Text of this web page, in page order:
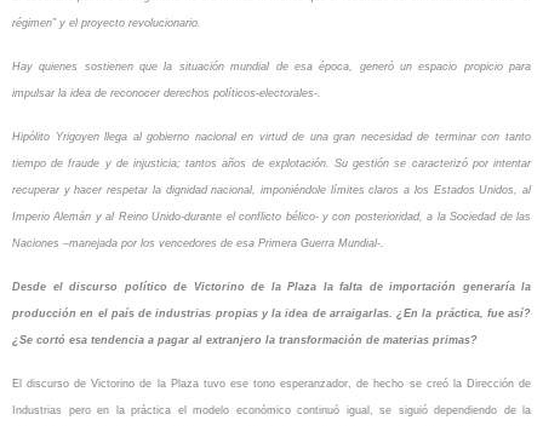
régimen” y el proyecto revolucionario.
Hay quienes sostienen que la situación mundial de esa época, generó un espacio propicio para
impulsar la idea de reconocer derechos políticos-electorales-.
Hipólito Yrigoyen llega al gobierno nacional en virtud de una gran necesidad de terminar con tanto
tiempo de fraude y de injusticia; tantos años de explotación. Su gestión se caracterizó por intentar
recuperar y hacer respetar la dignidad nacional, imponiéndole límites claros a los Estados Unidos, al
Imperio Alemán y al Reino Unido-durante el conflicto bélico- y con posterioridad, a la Sociedad de las
Naciones –manejada por los vencedores de esa Primera Guerra Mundial-.
Desde el discurso político de Victorino de la Plaza la falta de importación generaría la
producción en el país de industrias propias y la idea de arraigarlas. ¿En la práctica, fue así?
¿Se cortó esa tendencia a pagar al extranjero la transformación de materias primas?
El discurso de Victorino de la Plaza tuvo ese tono esperanzador, de hecho se creó la Dirección de
Industrias pero en la práctica el modelo económico continuó igual, se siguió dependiendo de la